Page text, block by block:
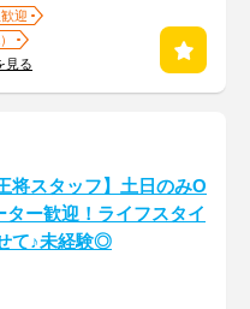
迎
見る
将スタッフ】土日のみO
ー歓迎！ライフスタイ
て♪未経験◎